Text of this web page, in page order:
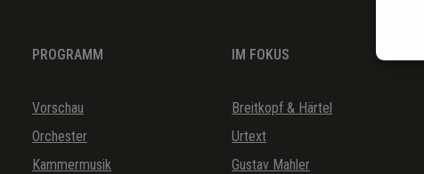
PROGRAMM
Vorschau
Orchester
Kammermusik
IM FOKUS
Breitkopf & Härtel
Urtext
Gustav Mahler